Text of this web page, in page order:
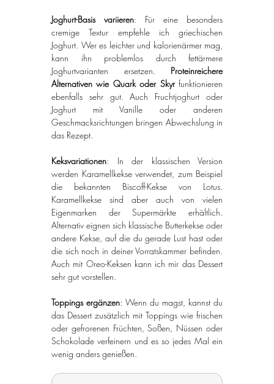
Joghurt-Basis variieren: Für eine besonders
cremige Textur empfehle ich griechischen
Joghurt. Wer es leichter und kalorienärmer mag,
kann ihn problemlos durch fettärmere
Joghurtvarianten ersetzen. Proteinreichere
Alternativen wie Quark oder Skyr funktionieren
ebenfalls sehr gut. Auch Fruchtjoghurt oder
Joghurt mit Vanille oder anderen
Geschmacksrichtungen bringen Abwechslung in
das Rezept.
Keksvariationen: In der klassischen Version
werden Karamellkekse verwendet, zum Beispiel
die bekannten Biscoff-Kekse von Lotus.
Karamellkekse sind aber auch von vielen
Eigenmarken der Supermärkte erhältlich.
Alternativ eignen sich klassische Butterkekse oder
andere Kekse, auf die du gerade Lust hast oder
die sich noch in deiner Vorratskammer befinden.
Auch mit Oreo-Keksen kann ich mir das Dessert
sehr gut vorstellen.
Toppings ergänzen: Wenn du magst, kannst du
das Dessert zusätzlich mit Toppings wie frischen
oder gefrorenen Früchten, Soßen, Nüssen oder
Schokolade verfeinern und es so jedes Mal ein
wenig anders genießen.